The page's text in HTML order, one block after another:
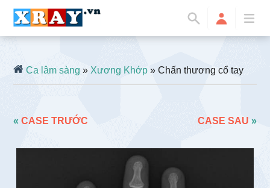
Ca lâm sàng »Xương Khớp » Chấn thương cổ tay
«CASE TRƯỚC CASE SAU »